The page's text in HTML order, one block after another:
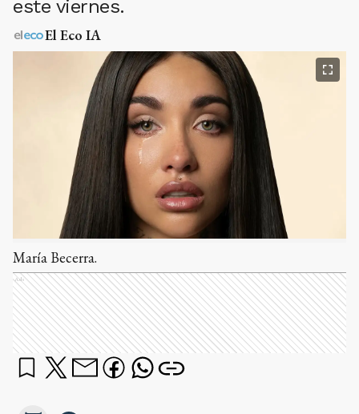
este viernes.
El Eco IA
María Becerra.
Ads